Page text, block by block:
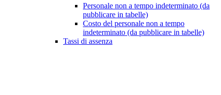
Personale non a tempo indeterminato (da
pubblicare in tabelle)
Costo del personale non a tempo
indeterminato (da pubblicare in tabelle)
Tassi di assenza